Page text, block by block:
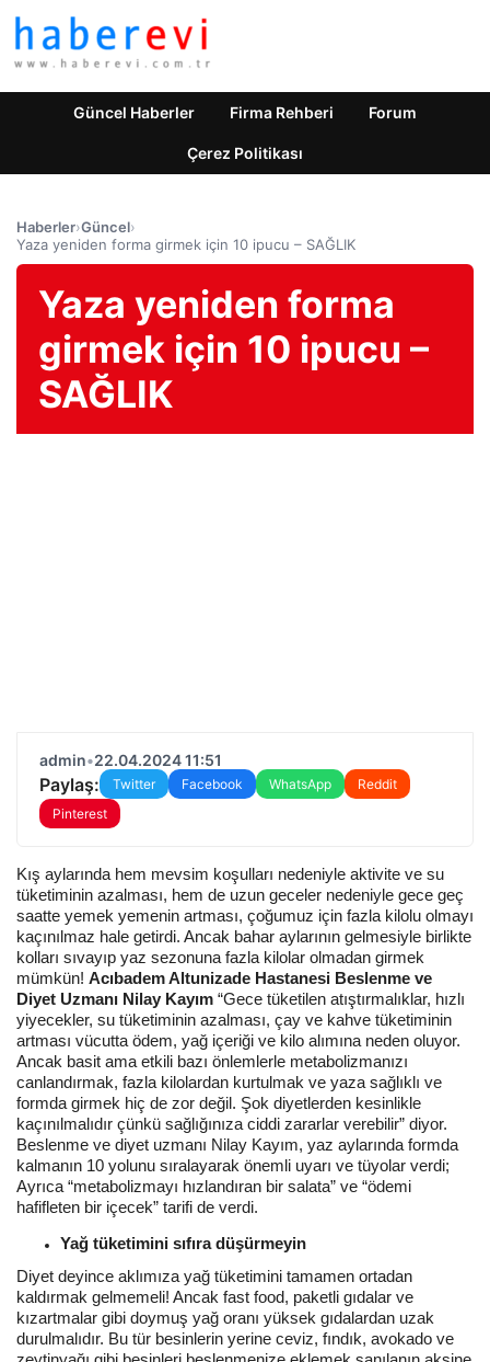
Güncel Haberler Firma Rehberi Forum
Çerez Politikası
Haberler›Güncel›
Yaza yeniden forma girmek için 10 ipucu – SAĞLIK
Yaza yeniden forma
girmek için 10 ipucu –
SAĞLIK
admin•22.04.2024 11:51
Paylaş: Twitter Facebook WhatsApp
Reddit
Pinterest
Kış aylarında hem mevsim koşulları nedeniyle aktivite ve su
tüketiminin azalması, hem de uzun geceler nedeniyle gece geç
saatte yemek yemenin artması, çoğumuz için fazla kilolu olmayı
kaçınılmaz hale getirdi. Ancak bahar aylarının gelmesiyle birlikte
kolları sıvayıp yaz sezonuna fazla kilolar olmadan girmek
mümkün! Acıbadem Altunizade Hastanesi Beslenme ve
Diyet Uzmanı Nilay Kayım “Gece tüketilen atıştırmalıklar, hızlı
yiyecekler, su tüketiminin azalması, çay ve kahve tüketiminin
artması vücutta ödem, yağ içeriği ve kilo alımına neden oluyor.
Ancak basit ama etkili bazı önlemlerle metabolizmanızı
canlandırmak, fazla kilolardan kurtulmak ve yaza sağlıklı ve
formda girmek hiç de zor değil. Şok diyetlerden kesinlikle
kaçınılmalıdır çünkü sağlığınıza ciddi zararlar verebilir” diyor.
Beslenme ve diyet uzmanı Nilay Kayım, yaz aylarında formda
kalmanın 10 yolunu sıralayarak önemli uyarı ve tüyolar verdi;
Ayrıca “metabolizmayı hızlandıran bir salata” ve “ödemi
hafifleten bir içecek” tarifi de verdi.
Yağ tüketimini sıfıra düşürmeyin
Diyet deyince aklımıza yağ tüketimini tamamen ortadan
kaldırmak gelmemeli! Ancak fast food, paketli gıdalar ve
kızartmalar gibi doymuş yağ oranı yüksek gıdalardan uzak
durulmalıdır. Bu tür besinlerin yerine ceviz, fındık, avokado ve